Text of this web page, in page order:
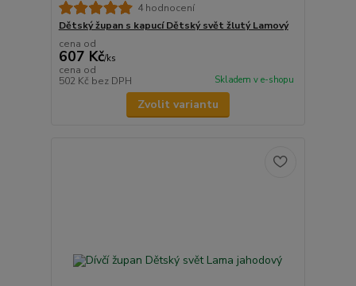
4 hodnocení
Dětský župan s kapucí Dětský svět žlutý Lamový
cena od
607 Kč/ks
cena od
502 Kč bez DPH Skladem v e-shopu
Zvolit variantu